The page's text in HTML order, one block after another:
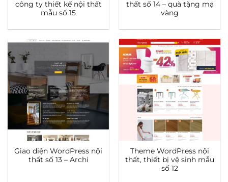
công ty thiết kế nội thất
mẫu số 15
thất số 14 – quà tặng mạ
vàng
Giao diện WordPress nội
thất số 13 – Archi
Theme WordPress nội
thất, thiết bị vệ sinh mẫu
số 12